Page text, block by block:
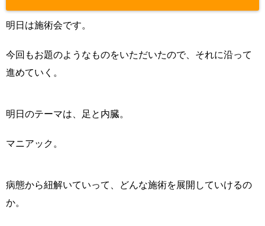
明日は施術会です。
今回もお題のようなものをいただいたので、それに沿って
進めていく。
明日のテーマは、足と内臓。
マニアック。
病態から紐解いていって、どんな施術を展開していけるの
か。